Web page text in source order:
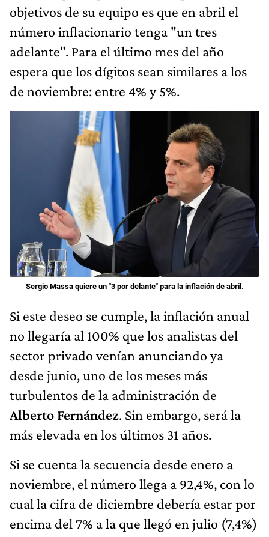
objetivos de su equipo es que en abril el
número inflacionario tenga "un tres
adelante". Para el último mes del año
espera que los dígitos sean similares a los
de noviembre: entre 4% y 5%.
Sergio Massa quiere un "3 por delante" para la inflación de abril.
Si este deseo se cumple, la inflación anual
no llegaría al 100% que los analistas del
sector privado venían anunciando ya
desde junio, uno de los meses más
turbulentos de la administración de
Alberto Fernández. Sin embargo, será la
más elevada en los últimos 31 años.
Si se cuenta la secuencia desde enero a
noviembre, el número llega a 92,4%, con lo
cual la cifra de diciembre debería estar por
encima del 7% a la que llegó en julio (7,4%)